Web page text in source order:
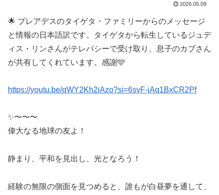
2026.05.09
🌟 プレアデスのタイゲタ・ファミリーからのメッセージ
と情報の日本語訳です。タイゲタから転生しているジュデ
ィス・リンさんがテレパシーで受け取り、息子のカブさん
が共有してくれています。感謝🩵
https://youtu.be/qWY2Kh2iAzo?si=6svF-jAq1BxCR2Pf
✨〜〜〜
偉大なる地球の友よ！
静まり、平和を見出し、光となろう！
経験の無限の側面を見つめると、誰もが白昼夢を通して、